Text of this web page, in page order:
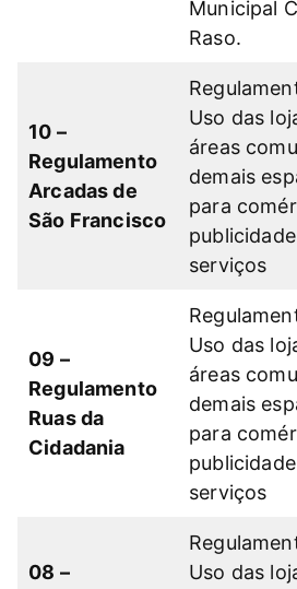
Municipal
Raso.
10 –
Regulamento
Arcadas de
São Francisco
Uso das
áreas
demais
para
serviços
09 –
Regulamento
Ruas da
Cidadania
Uso das
áreas
demais
para
serviços
08 –
Uso das